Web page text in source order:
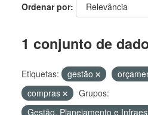
Ordenar por
1 conjunto de
Etiquetas: gestão
compras
Grupos:
Gestão, Planejamento e